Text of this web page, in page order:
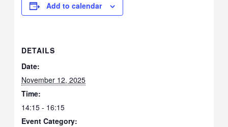
Add to calendar
DETAILS
Date:
November 12, 2025
Time:
14:15 - 16:15
Event Category: